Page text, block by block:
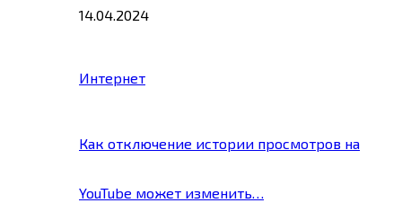
14.04.2024
Интернет
Как отключение истории просмотров на
YouTube может изменить…